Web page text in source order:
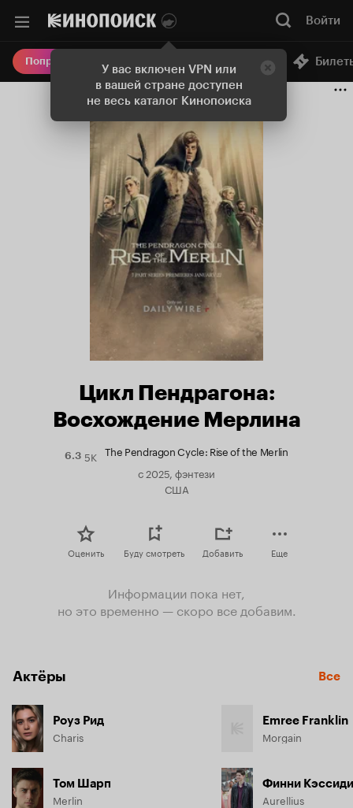
У вас включен VPN или
в вашей стране доступен
не весь каталог Кинопоиска
Войти
Попробовать Плюс Онлайн-кинотеатр
Цикл Пендрагона:
Восхождение Мерлина
6.3Рейтинг
5K The Pendragon Cycle: Rise of the Merlin
с 2025, фэнтези
США
Оценить Буду смотреть Добавить Еще
Информации пока нет,
но это временно — скоро все добавим.
Актёры Все
Роуз Рид
Charis
Том Шарп
Merlin
Emree Franklin
Morgain
Финни Кэссиди
Aurellius